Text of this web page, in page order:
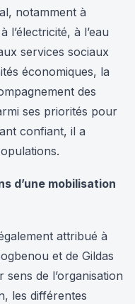
notamment à
l’électricité, à l’eau
services sociaux
économiques, la
des
ses priorités pour
confiant, il a
d’une mobilisation
attribué à
et de Gildas
de l’organisation
les différentes